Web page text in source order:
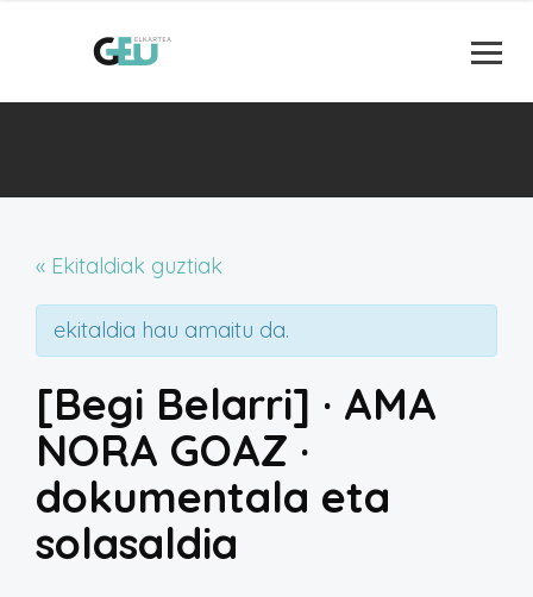
« Ekitaldiak guztiak
ekitaldia hau amaitu da.
[Begi Belarri] · AMA
NORA GOAZ ·
dokumentala eta
solasaldia